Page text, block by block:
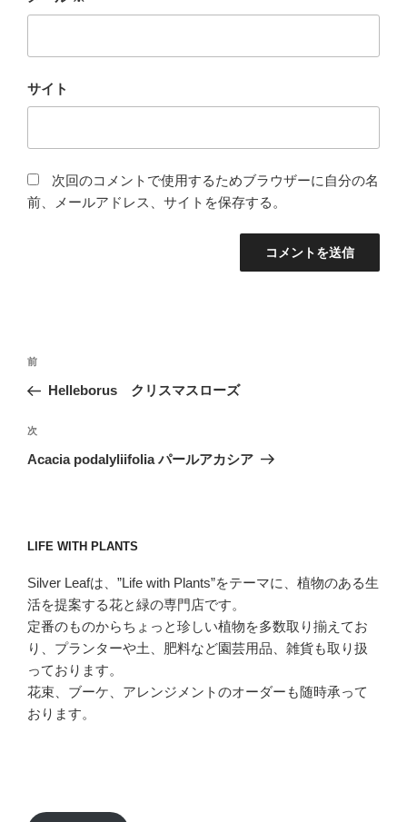
サイト
次回のコメントで使用するためブラウザーに自分の名
前、メールアドレス、サイトを保存する。
投
ナ
ビ
ゲ
ン
前
の
稿
前
Helleborus クリスマスローズ
次
の
次
Acacia podalyliifolia パールアカシア
LIFE WITH PLANTS
Silver Leafは、”Life with Plants”をテーマに、植物のある生
活を提案する花と緑の専門店です。
定番のものからちょっと珍しい植物を多数取り揃えてお
り、プランターや土、肥料など園芸用品、雑貨も取り扱
っております。
花束、ブーケ、アレンジメントのオーダーも随時承って
おります。